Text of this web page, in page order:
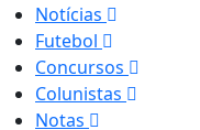
Notícias
Futebol
Concursos
Colunistas
Notas